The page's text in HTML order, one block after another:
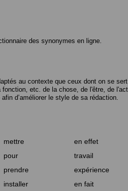
des synonymes en ligne.
au contexte que ceux dont on se
etc. de la chose, de l'être, de
d’améliorer le style de sa rédaction.
mettre en effet
pour travail
prendre expérience
installer en fait